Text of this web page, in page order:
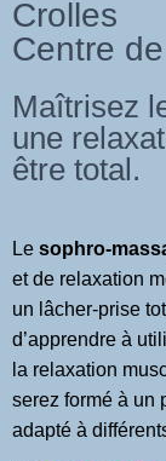
Crolles
Centre
Maîtrisez
une
être total.
Le sophro-
et de relaxation
un lâcher-prise
d’apprendre à
la relaxation
serez formé à un
adapté à